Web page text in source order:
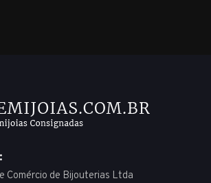
Comércio de Bijouterias Ltda